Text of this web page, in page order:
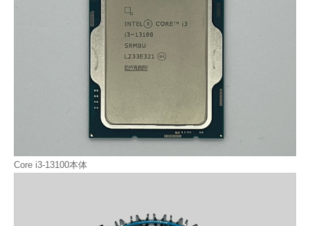
Core i3-13100本体